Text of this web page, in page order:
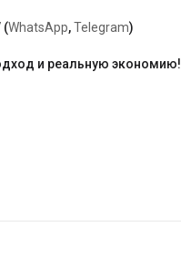
(WhatsApp,Telegram)
и реальную экономию!